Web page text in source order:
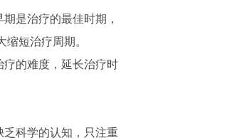
是治疗的最佳时期，
短治疗周期。
的难度，延长治疗时
科学的认知，只注重